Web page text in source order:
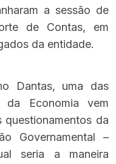
a sessão de
de Contas, em
da entidade.
Dantas, uma das
Economia vem
da
Governamental –
seria a maneira